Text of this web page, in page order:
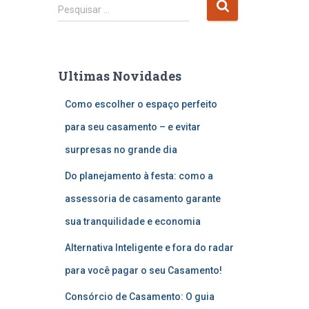
P
e
i
Pesquisar …
Ultimas Novidades
Como escolher o espaço perfeito
para seu casamento – e evitar
surpresas no grande dia
Do planejamento à festa: como a
assessoria de casamento garante
sua tranquilidade e economia
Alternativa Inteligente e fora do radar
para você pagar o seu Casamento!
Consórcio de Casamento: O guia